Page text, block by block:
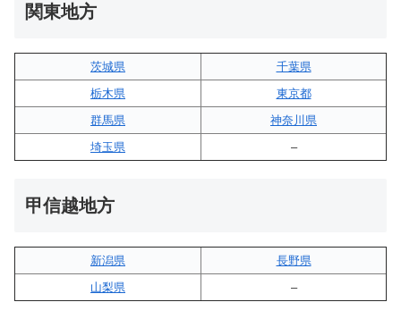
関東地方
茨城県
千葉県
栃木県
東京都
群馬県
神奈川県
埼玉県
–
甲信越地方
新潟県
長野県
山梨県
–